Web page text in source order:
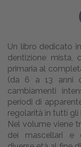
Un libro dedicato
dentizione mista,
primaria al
(da 6 a 13 anni
cambiamenti
periodi di
regolarità in tutti gli
Nel volume viene
dei mascellari e